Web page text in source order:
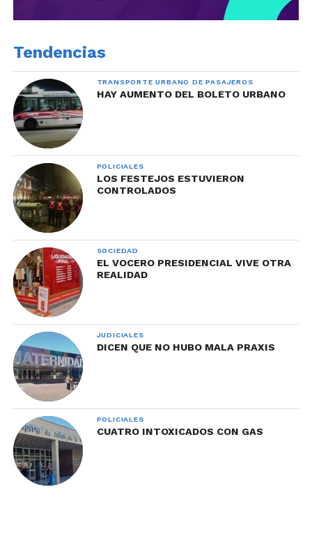
Tendencias
TRANSPORTE URBANO DE PASAJEROS
HAY AUMENTO DEL BOLETO URBANO
POLICIALES
LOS FESTEJOS ESTUVIERON
CONTROLADOS
SOCIEDAD
EL VOCERO PRESIDENCIAL VIVE OTRA
REALIDAD
JUDICIALES
DICEN QUE NO HUBO MALA PRAXIS
POLICIALES
CUATRO INTOXICADOS CON GAS